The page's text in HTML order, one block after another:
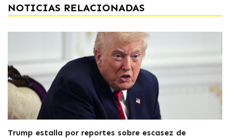
NOTICIAS RELACIONADAS
Trump estalla por reportes sobre escasez de